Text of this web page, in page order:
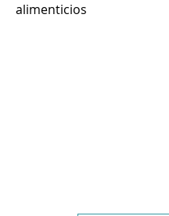
alimenticios